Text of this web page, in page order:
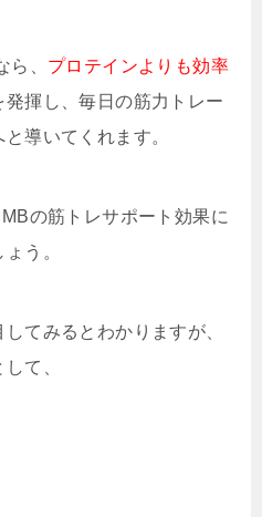
ら、 プロテインよりも効率
発揮し、毎日の筋力トレー
導いてくれます。
の筋トレサポート効果に
う。
てみるとわかりますが、
て、